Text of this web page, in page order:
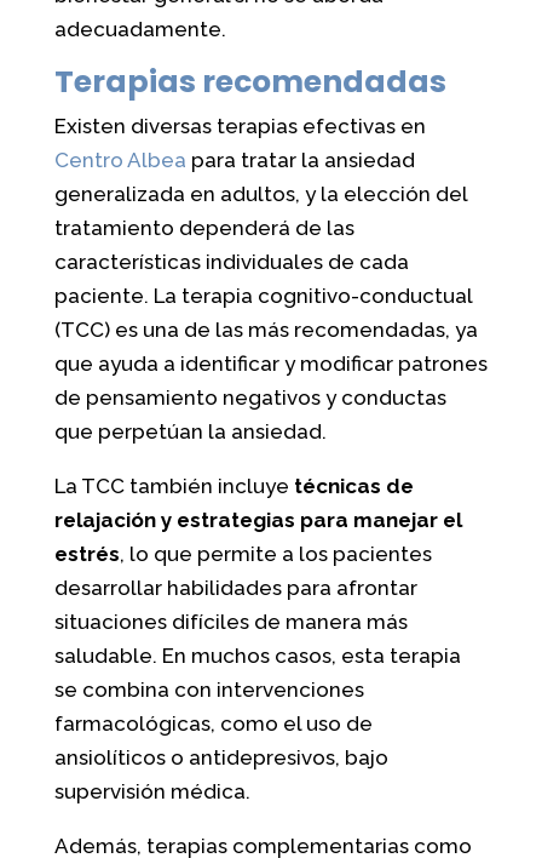
adecuadamente.
Terapias recomendadas
Existen diversas terapias efectivas en
Centro Albea para tratar la ansiedad
generalizada en adultos, y la elección del
tratamiento dependerá de las
características individuales de cada
paciente. La terapia cognitivo-conductual
(TCC) es una de las más recomendadas, ya
que ayuda a identificar y modificar patrones
de pensamiento negativos y conductas
que perpetúan la ansiedad.
La TCC también incluye técnicas de
relajación y estrategias para manejar el
estrés, lo que permite a los pacientes
desarrollar habilidades para afrontar
situaciones difíciles de manera más
saludable. En muchos casos, esta terapia
se combina con intervenciones
farmacológicas, como el uso de
ansiolíticos o antidepresivos, bajo
supervisión médica.
Además, terapias complementarias como